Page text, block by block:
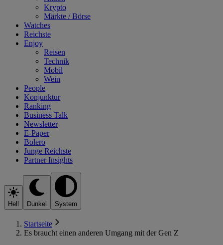
Krypto
Märkte / Börse
Watches
Reichste
Enjoy
Reisen
Technik
Mobil
Wein
People
Konjunktur
Ranking
Business Talk
Newsletter
E-Paper
Bolero
Junge Reichste
Partner Insights
Hell Dunkel System
Startseite
Es braucht einen anderen Umgang mit der Gen Z